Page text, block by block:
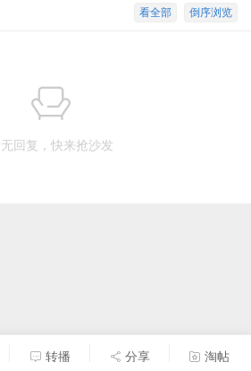
倒序浏览
看全部
回复，快来抢沙发
转播 分享 淘帖